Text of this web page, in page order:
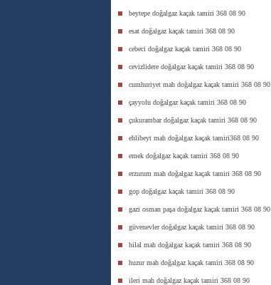
beytepe doğalgaz kaçak tamiri 368 08 90
esat doğalgaz kaçak tamiri 368 08 90
cebeci doğalgaz kaçak tamiri 368 08 90
cevizlidere doğalgaz kaçak tamiri 368 08 90
cumhuriyet mah doğalgaz kaçak tamiri 368 08 90
çayyolu doğalgaz kaçak tamiri 368 08 90
çukurambar doğalgaz kaçak tamiri 368 08 90
ehlibeyt mah doğalgaz kaçak tamiri368 08 90
emek doğalgaz kaçak tamiri 368 08 90
erzurum mah doğalgaz kaçak tamiri 368 08 90
gop doğalgaz kaçak tamiri 368 08 90
gazi osman paşa doğalgaz kaçak tamiri 368 08 90
güvenevler doğalgaz kaçak tamiri 368 08 90
hilal mah doğalgaz kaçak tamiri 368 08 90
huzur mah doğalgaz kaçak tamiri 368 08 90
ileri mah doğalgaz kaçak tamiri 368 08 90